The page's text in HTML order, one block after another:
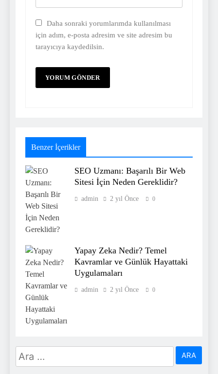
Daha sonraki yorumlarımda kullanılması
için adım, e-posta adresim ve site adresim bu
tarayıcıya kaydedilsin.
Benzer İçerikler
SEO Uzmanı: Başarılı Bir Web
Sitesi İçin Neden Gereklidir?
admin 2 yıl Önce 0
Yapay Zeka Nedir? Temel
Kavramlar ve Günlük Hayattaki
Uygulamaları
admin 2 yıl Önce 0
Arama: